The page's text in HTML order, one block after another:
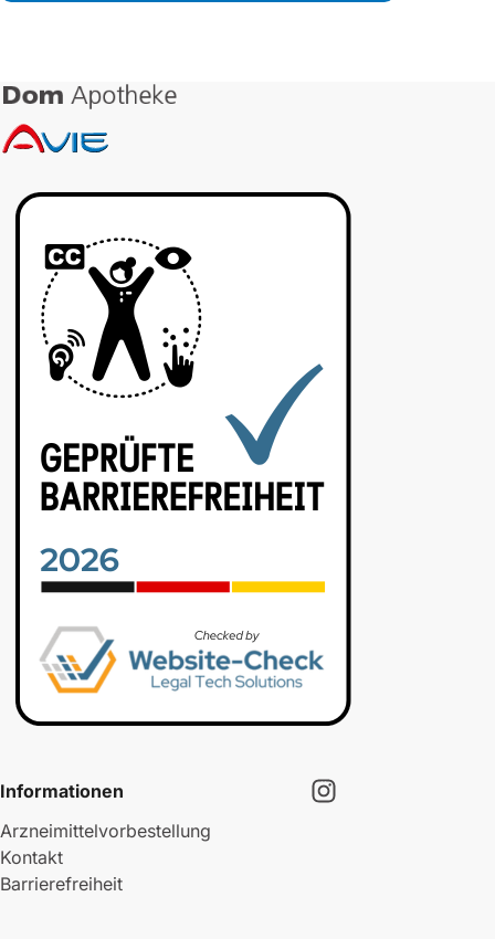
Informationen
Arzneimittelvorbestellung
Kontakt
Barrierefreiheit